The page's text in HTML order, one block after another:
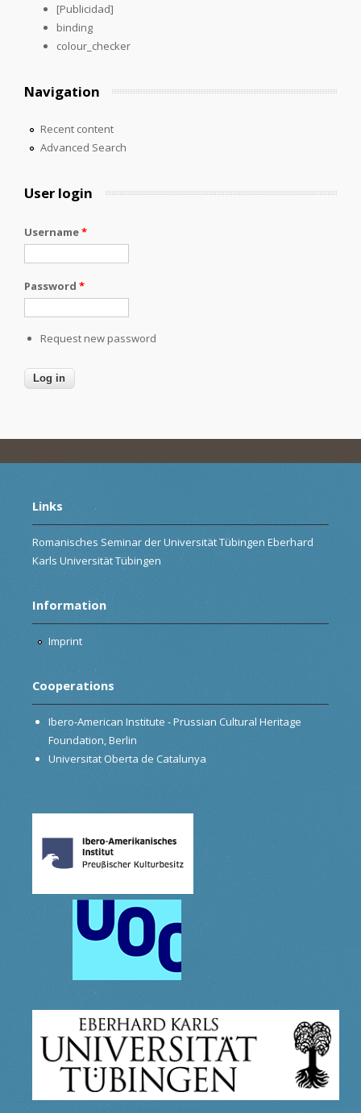
[Publicidad]
binding
colour_checker
Navigation
Recent content
Advanced Search
User login
Username*
Password *
Request new password
Links
Romanisches Seminar der Universität Tübingen Eberhard
Karls Universität Tübingen
Information
Imprint
Cooperations
Ibero-American Institute - Prussian Cultural Heritage
Foundation, Berlin
Universitat Oberta de Catalunya